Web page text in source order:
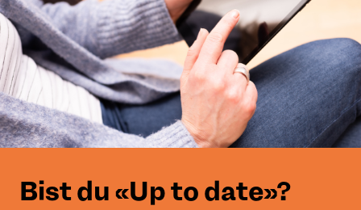
Bist du «Up to date»?